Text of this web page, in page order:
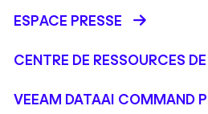
ESPACE PRESSE
CENTRE DE RESSOURCES
VEEAM DATAAI COMMAND